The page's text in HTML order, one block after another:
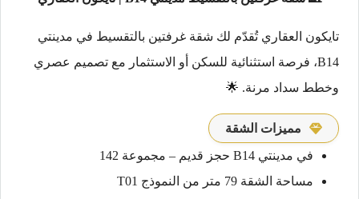
تايكون العقاري تُقدّم لك شقة غرفتين بالتقسيط في مدينتي
B14، فرصة استثنائية للسكن أو الاستثمار مع تصميم عصري
وخطط سداد مرنة. 🌟
مميزات الشقة
في مدينتي B14 حجز قديم – مجموعة 142
مساحة الشقة 79 متر من النموذج T01